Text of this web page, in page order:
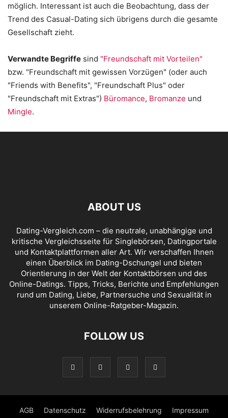
möglich. Interessant ist auch die Beobachtung, dass der
Trend des Casual-Dating sich übrigens durch die gesamte
Gesellschaft zieht.
Verwandte Begriffe sind "Freundschaft mit Vorteilen"
bzw. "Freundschaft mit gewissen Vorzügen" (oder auch
"Friends with Benefits", "Freundschaft Plus" oder
"Freundschaft mit Extras") Büromance, Bromanze und
Mingle.
ABOUT US
Dating-Vergleich.com – die neutrale, unabhängige und
kritische Vergleichsseite für Singlebörsen, Datingportale
und Kontaktplattformen aller Art. Wir verschaffen Ihnen
einen Überblick im Dating-Dschungel und bieten
Orientierung in der Welt der Kontaktbörsen und des
Online-Datings. Tipps, Tricks, Berichte und Empfehlungen
rund um Dating, Liebe, Partnersuche und Sexualität in
unserem Online-Ratgeber-Magazin.
FOLLOW US
AGB Datenschutz Widerrufsbelehrung Impressum